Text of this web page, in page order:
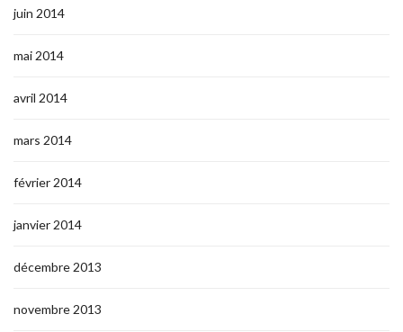
juin 2014
mai 2014
avril 2014
mars 2014
février 2014
janvier 2014
décembre 2013
novembre 2013